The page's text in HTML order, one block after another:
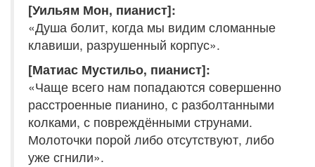
[Уильям Мон, пианист]:
«Душа болит, когда мы видим сломанные
клавиши, разрушенный корпус».
[Матиас Мустильо, пианист]:
«Чаще всего нам попадаются совершенно
расстроенные пианино, с разболтанными
колками, с повреждёнными струнами.
Молоточки порой либо отсутствуют, либо
уже сгнили».